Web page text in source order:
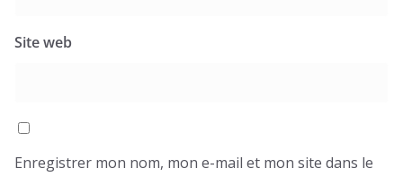
Site web
Enregistrer mon nom, mon e-mail et mon site dans le